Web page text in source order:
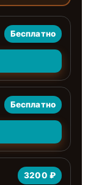
Бесплатно
Бесплатно
3200 ₽